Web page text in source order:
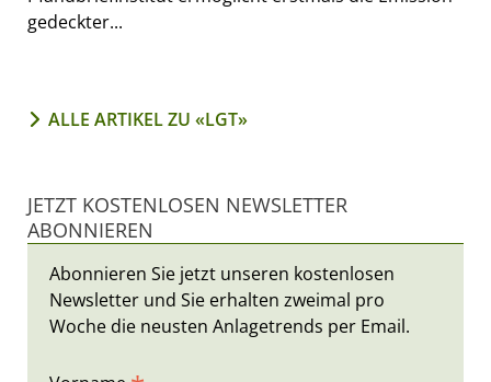
gedeckter...
ALLE ARTIKEL ZU «LGT»
JETZT KOSTENLOSEN NEWSLETTER
ABONNIEREN
Abonnieren Sie jetzt unseren kostenlosen
Newsletter und Sie erhalten zweimal pro
Woche die neusten Anlagetrends per Email.